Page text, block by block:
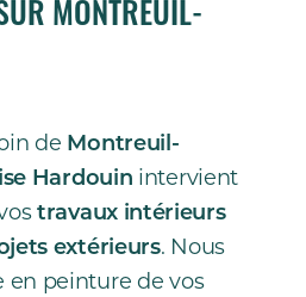
de Montreuil-
Hardouin intervient
travaux intérieurs
extérieurs. Nous
en peinture de vos